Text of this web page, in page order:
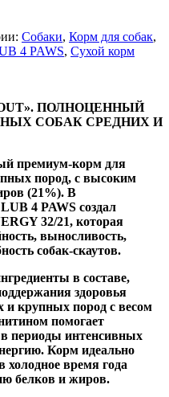
Cобаки, Корм для собак,
4 PAWS, Сухой корм
ПОЛНОЦЕННЫЙ
СОБАК СРЕДНИХ И
премиум-корм для
пород, с высоким
(21%). В
4 PAWS создал
32/21, которая
выносливость,
собак-скаутов.
в составе,
здоровья
и крупных пород с весом
помогает
периоды интенсивных
Корм идеально
холодное время года
белков и жиров.